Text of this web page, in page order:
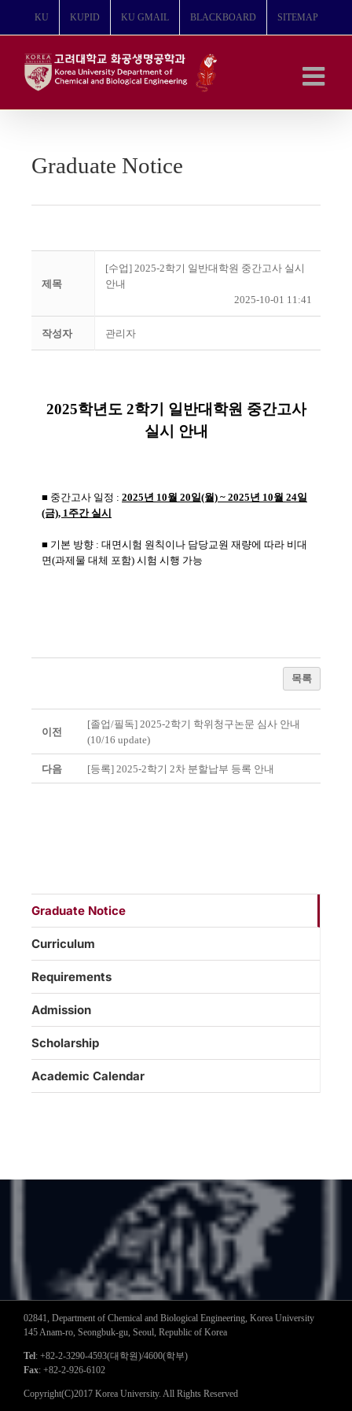
뛰
KU KUPID KU GMAIL BLACKBOARD SITEMAP
Graduate Notice
제목
[수업] 2025-2학기 일반대학원 중간고사 실시
안내
2025-10-01 11:41
작성자 관리자
2025학년도 2학기 일반대학원 중간고사
실시 안내
■ 중간고사 일정 : 2025년 10월 20일(월) ~ 2025년 10월 24일
(금), 1주간 실시
■ 기본 방향 : 대면시험 원칙이나 담당교원 재량에 따라 비대
면(과제물 대체 포함) 시험 시행 가능
목록
이전
[졸업/필독] 2025-2학기 학위청구논문 심사 안내
(10/16 update)
다음 [등록] 2025-2학기 2차 분할납부 등록 안내
Graduate Notice
Curriculum
Requirements
Admission
Scholarship
Academic Calendar
02841, Department of Chemical and Biological Engineering, Korea University
145 Anam-ro, Seongbuk-gu, Seoul, Republic of Korea
Tel: +82-2-3290-4593(대학원)/4600(학부)
Fax: +82-2-926-6102
Copyright(C)2017 Korea University. All Rights Reserved